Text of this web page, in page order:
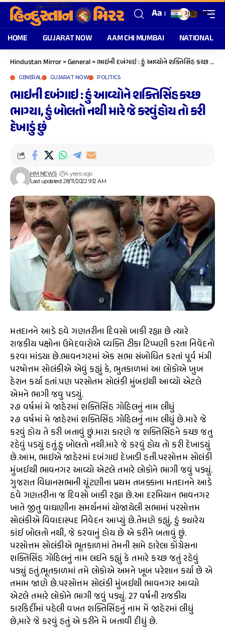
Aa
HOME GUJARAT NOW AAM CHI MUMBAI NATIONAL
Hindustan Mirror>General>ભાઇની દબંગાઇ : હું આવ્યોને શક્તિસિંહ કચ્છ ભાગ્યા, હું બોલતો નથી મારે જે કરવું હોય તો કરી દેખાડું છું
GENERAL GUJARAT NOW POLITICS
ભાઇની દબંગાઇ : હું આવ્યોને શક્તિસિંહ કચ્છ
ભાગ્યા, હું બોલતો નથી મારે જે કરવું હોય તો કરી
દેખાડું છું
Last updated: 28/11/2022 9:12 AM
HM NEWS 4 years ago
મતદાનને આડે હવે ગણતરીના દિવસો બાકી રહ્યા છે ત્યારે
રાજકીય પક્ષોના ઉમેદવારોએ વ્યક્તિ ટીકા ટિપ્પણી કરતા નિવેદનો
કરવા માંડયા છે.ભાવનગરમાં એક સભા સંબોધિત કરતાં પૂર્વ મંત્રી
પરષોત્તમ સોલંકીએ એવું કહ્યું કે, ભુતકાળમાં આ લોકોએ ખુબ
હેરાન કર્યા હતાં.પણ પરસોતમ સોલંકી મુંબઇથી આવ્યો એટલે
એમને ભાગી જવુ પડયું.
૨૭ વર્ષમાં મે જાહેરમાં શક્તિસિંહ ગોહિલનું નામ લીધું
૨૭ વર્ષમાં મે જાહેરમાં શક્તિસિંહ ગોહિલનું નામ લીધું છે.મારે જે
કરવું હોય તે કરી બતાવું છું.મારા કારણે જ શક્તિસિંહને કચ્છ જતુ
રહેવું પડયું હતું.હુ બોલતો નથી.મારે જે કરવું હોય તો કરી દેખાડયું
છે.આમ, ભાઇએ જાહેરમાં દબંગાઇ દેખાડી હતી.પરસોત્તમ સોલંકી
મુંબઈથી ભાવનગર આવ્યો એટલે તમારે લોકોને ભાગી જવું પડ્યું.
ગુજરાત વિધાનસભાની ચૂંટણીના પ્રથમ તબક્કાના મતદાનને આડે
હવે ગણતરીના જ દિવસો બાકી રહ્યા છે.આ દરમિયાન ભાવનગર
ખાતે જીતુ વાઘાણીના સમર્થનમાં યોજાયેલી સભામાં પરસોત્તમ
સોલંકીએ વિવાદાસ્પદ નિવેદન આપ્યું છે.તેમણે કહ્યું, હું ક્યારેય
કાંઈ બોલતો નથી, જે કરવાનું હોય છે એ કરીને બતાવું છું.
પરસોત્તમ સોલંકીએ ભૂતકાળમાં તેમની સામે હારેલા કોંગ્રેસના
શક્તિસિંહ ગોહિલનું નામ લઈને કહ્યું કે તમારે કચ્છ જતું રહેવું
પડ્યું હતું.ભૂતકાળમાં તમે લોકોએ અમને ખૂબ પરેશાન કર્યા છે એ
તમામ જાણે છે.પરસોત્તમ સોલંકી મુંબઈથી ભાવનગર આવ્યો
એટલે તમારે લોકોને ભાગી જવું પડ્યું. 27 વર્ષની રાજકીય
કારકિર્દીમાં પહેલી વખત શક્તિસિંહનું નામ મેં જાહેરમાં લીધું
છે,મારે જે કરવું હતું એ કરીને મેં બતાવી દીધું છે.
ગુજરાતી ▼